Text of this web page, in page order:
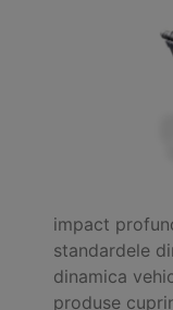
impact
standardele
dinamica
produse